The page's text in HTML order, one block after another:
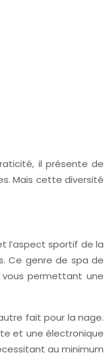
il présente de
Mais cette diversité
l’aspect sportif de la
Ce genre de spa de
permettant une
fait pour la nage.
et une électronique
au minimum